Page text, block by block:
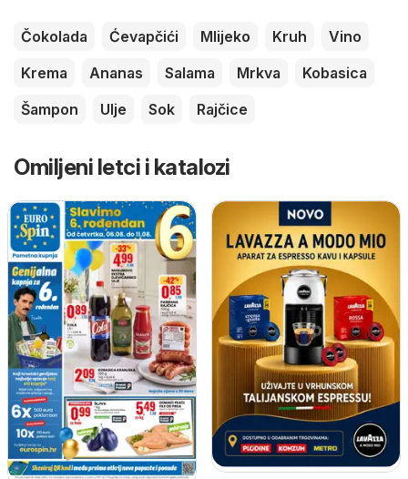
Čokolada Ćevapčići Mlijeko Kruh
Vino
Krema
Ananas Salama Mrkva
Kobasica
Šampon
Ulje Sok Rajčice
Omiljeni letci i katalozi